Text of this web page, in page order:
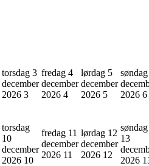
torsdag 3
december
2026 3
fredag 4
december
2026 4
lørdag 5
december
2026 5
2026 6
torsdag
10
december
2026 10
fredag 11
december
2026 11
lørdag 12
december
2026 12
søndag
13
2026